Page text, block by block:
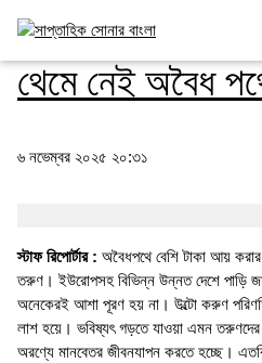
নিচ্ছেন ঝুঁকি, হারাচ্ছেন অর্থ, অনেকে ফিরছেন
থেমে নেই অবৈধ
৬ নভেম্বর ২০২৫ ২০:৩১
স্টাফ রিপোর্টার : অবৈধপথে বেশি টাকা আয়
তরুণ। ইউরোপসহ বিভিন্ন উন্নত দেশে পাড়ি
অনেকেরই আশা পূরণ হয় না। উল্টো করুণ
লাশ হয়ে। ভবিষ্যৎ গড়তে যাওয়া এমন
অরণ্যে মানবেতর জীবনযাপন করতে হচ্ছে।